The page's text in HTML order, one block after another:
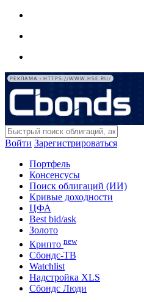
РЕКЛАМА • HTTPS://WWW.HSE.RU/
Войти Зарегистрироваться
Портфель
Консенсусы
Поиск облигаций (ИИ)
Кривые доходности
ЦФА
Best bid/ask
Золото
Крипто new
Сбондс-ТВ
Watchlist
Надстройка XLS
Сбондс Люди